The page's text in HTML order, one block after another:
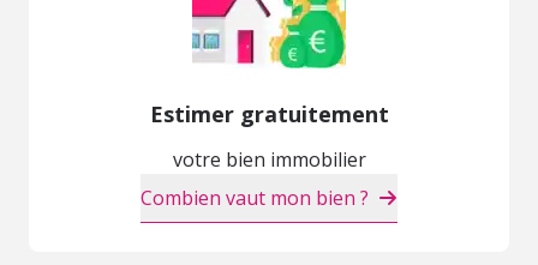
Estimer gratuitement
votre bien immobilier
Combien vaut mon bien ?